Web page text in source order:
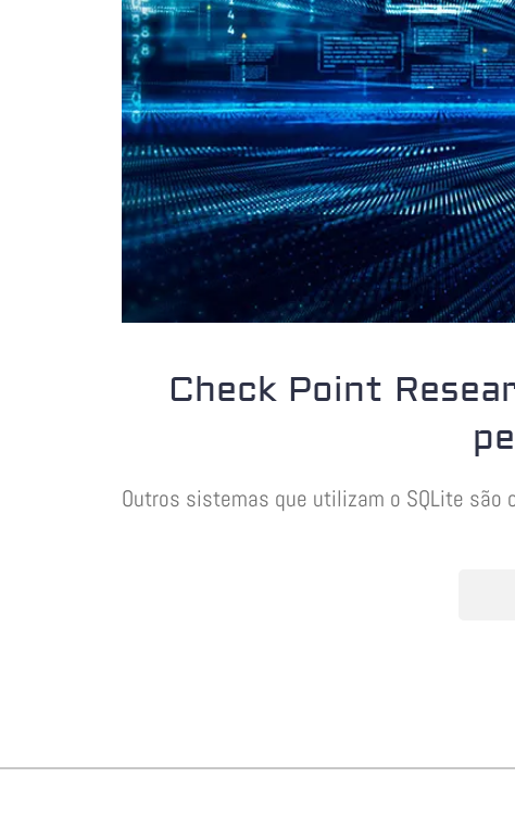
Check Point
Outros sistemas que utilizam o SQLite são